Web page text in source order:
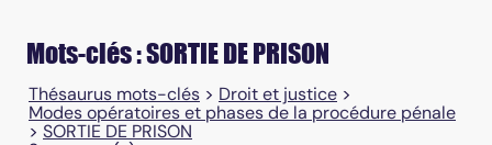
Mots-clés : SORTIE DE PRISON
Thésaurus mots-clés > Droit et justice >
Modes opératoires et phases de la procédure pénale
> SORTIE DE PRISON